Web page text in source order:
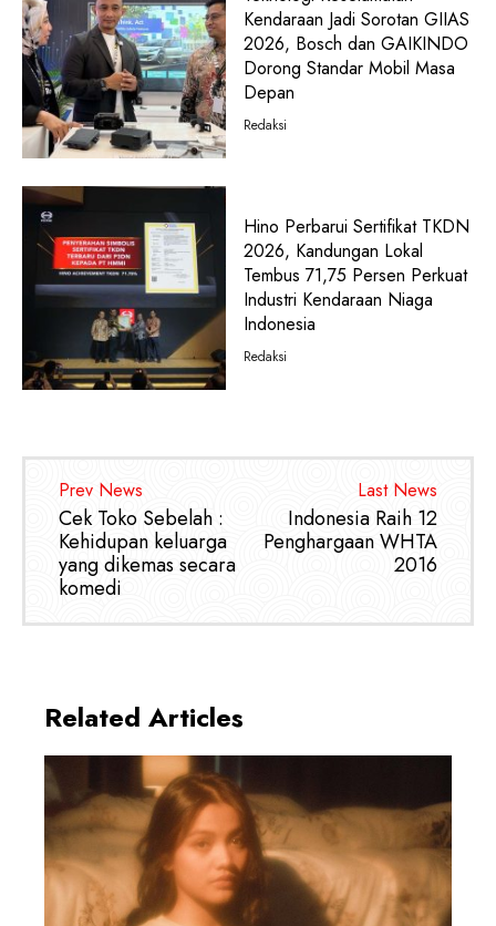
Kendaraan Jadi Sorotan GIIAS
2026, Bosch dan GAIKINDO
Dorong Standar Mobil Masa
Depan
Redaksi
Hino Perbarui Sertifikat TKDN
2026, Kandungan Lokal
Tembus 71,75 Persen Perkuat
Industri Kendaraan Niaga
Indonesia
Redaksi
Prev News
Cek Toko Sebelah :
Kehidupan keluarga
yang dikemas secara
komedi
Last News
Indonesia Raih 12
Penghargaan WHTA
2016
Related Articles